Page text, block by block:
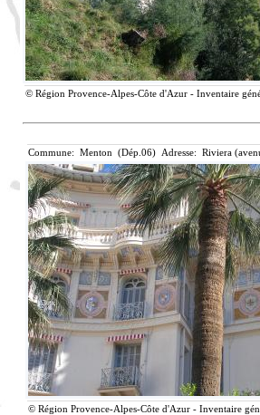
© Région Provence-Alpes-Côte d'Azur - Inventaire
Commune: Menton (Dép.06) Adresse: Riviera
© Région Provence-Alpes-Côte d'Azur - Inventaire